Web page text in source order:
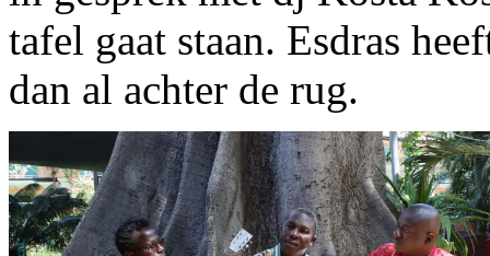
tafel gaat staan. Esdras
dan al achter de rug.